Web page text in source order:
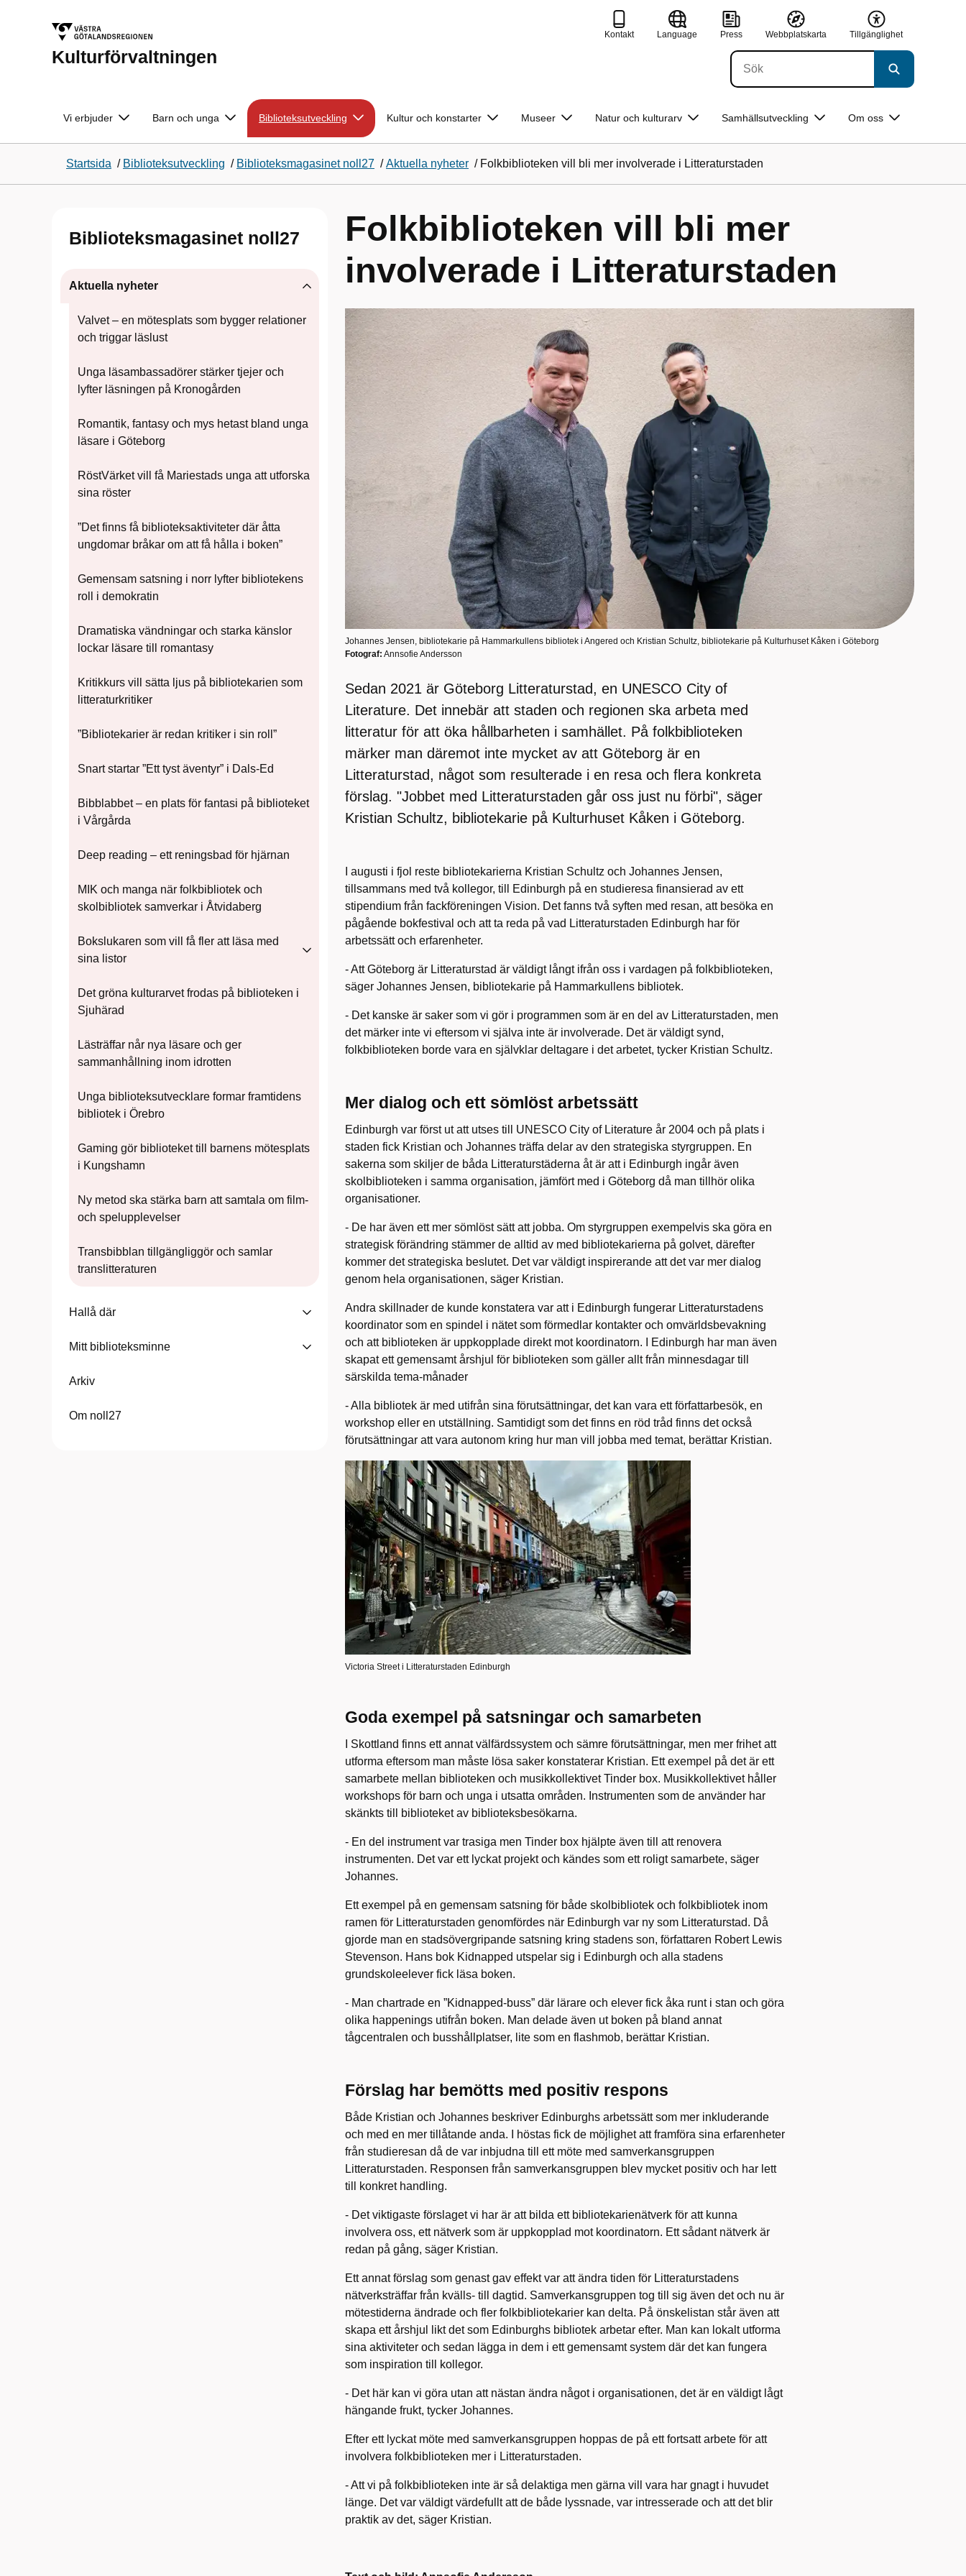
Kulturförvaltningen
Kontakt Language Press Webbplatskarta Tillgänglighet
Vi erbjuder Barn och unga Biblioteksutveckling Kultur och konstarter Museer Natur och kulturarv Samhällsutveckling Om oss
Startsida / Biblioteksutveckling / Biblioteksmagasinet noll27 /Aktuella nyheter / Folkbiblioteken vill bli mer involverade i Litteraturstaden
Biblioteksmagasinet noll27
Aktuella nyheter
Valvet – en mötesplats som bygger relationer
och triggar läslust
Unga läsambassadörer stärker tjejer och
lyfter läsningen på Kronogården
Romantik, fantasy och mys hetast bland unga
läsare i Göteborg
RöstVärket vill få Mariestads unga att utforska
sina röster
”Det finns få biblioteksaktiviteter där åtta
ungdomar bråkar om att få hålla i boken”
Gemensam satsning i norr lyfter bibliotekens
roll i demokratin
Dramatiska vändningar och starka känslor
lockar läsare till romantasy
Kritikkurs vill sätta ljus på bibliotekarien som
litteraturkritiker
”Bibliotekarier är redan kritiker i sin roll”
Snart startar ”Ett tyst äventyr” i Dals-Ed
Bibblabbet – en plats för fantasi på biblioteket
i Vårgårda
Deep reading – ett reningsbad för hjärnan
MIK och manga när folkbibliotek och
skolbibliotek samverkar i Åtvidaberg
Bokslukaren som vill få fler att läsa med
sina listor
Det gröna kulturarvet frodas på biblioteken i
Sjuhärad
Lästräffar når nya läsare och ger
sammanhållning inom idrotten
Unga biblioteksutvecklare formar framtidens
bibliotek i Örebro
Gaming gör biblioteket till barnens mötesplats
i Kungshamn
Ny metod ska stärka barn att samtala om film-
och spelupplevelser
Transbibblan tillgängliggör och samlar
translitteraturen
Hallå där
Mitt biblioteksminne
Arkiv
Om noll27
Folkbiblioteken vill bli mer
involverade i Litteraturstaden
Johannes Jensen, bibliotekarie på Hammarkullens bibliotek i Angered och Kristian Schultz, bibliotekarie på Kulturhuset Kåken i Göteborg
Fotograf: Annsofie Andersson
Sedan 2021 är Göteborg Litteraturstad, en UNESCO City of
Literature. Det innebär att staden och regionen ska arbeta med
litteratur för att öka hållbarheten i samhället. På folkbiblioteken
märker man däremot inte mycket av att Göteborg är en
Litteraturstad, något som resulterade i en resa och flera konkreta
förslag. "Jobbet med Litteraturstaden går oss just nu förbi", säger
Kristian Schultz, bibliotekarie på Kulturhuset Kåken i Göteborg.
I augusti i fjol reste bibliotekarierna Kristian Schultz och Johannes Jensen,
tillsammans med två kollegor, till Edinburgh på en studieresa finansierad av ett
stipendium från fackföreningen Vision. Det fanns två syften med resan, att besöka en
pågående bokfestival och att ta reda på vad Litteraturstaden Edinburgh har för
arbetssätt och erfarenheter.
- Att Göteborg är Litteraturstad är väldigt långt ifrån oss i vardagen på folkbiblioteken,
säger Johannes Jensen, bibliotekarie på Hammarkullens bibliotek.
- Det kanske är saker som vi gör i programmen som är en del av Litteraturstaden, men
det märker inte vi eftersom vi själva inte är involverade. Det är väldigt synd,
folkbiblioteken borde vara en självklar deltagare i det arbetet, tycker Kristian Schultz.
Mer dialog och ett sömlöst arbetssätt
Edinburgh var först ut att utses till UNESCO City of Literature år 2004 och på plats i
staden fick Kristian och Johannes träffa delar av den strategiska styrgruppen. En
sakerna som skiljer de båda Litteraturstäderna åt är att i Edinburgh ingår även
skolbiblioteken i samma organisation, jämfört med i Göteborg då man tillhör olika
organisationer.
- De har även ett mer sömlöst sätt att jobba. Om styrgruppen exempelvis ska göra en
strategisk förändring stämmer de alltid av med bibliotekarierna på golvet, därefter
kommer det strategiska beslutet. Det var väldigt inspirerande att det var mer dialog
genom hela organisationen, säger Kristian.
Andra skillnader de kunde konstatera var att i Edinburgh fungerar Litteraturstadens
koordinator som en spindel i nätet som förmedlar kontakter och omvärldsbevakning
och att biblioteken är uppkopplade direkt mot koordinatorn. I Edinburgh har man även
skapat ett gemensamt årshjul för biblioteken som gäller allt från minnesdagar till
särskilda tema-månader
- Alla bibliotek är med utifrån sina förutsättningar, det kan vara ett författarbesök, en
workshop eller en utställning. Samtidigt som det finns en röd tråd finns det också
förutsättningar att vara autonom kring hur man vill jobba med temat, berättar Kristian.
Victoria Street i Litteraturstaden Edinburgh
Goda exempel på satsningar och samarbeten
I Skottland finns ett annat välfärdssystem och sämre förutsättningar, men mer frihet att
utforma eftersom man måste lösa saker konstaterar Kristian. Ett exempel på det är ett
samarbete mellan biblioteken och musikkollektivet Tinder box. Musikkollektivet håller
workshops för barn och unga i utsatta områden. Instrumenten som de använder har
skänkts till biblioteket av biblioteksbesökarna.
- En del instrument var trasiga men Tinder box hjälpte även till att renovera
instrumenten. Det var ett lyckat projekt och kändes som ett roligt samarbete, säger
Johannes.
Ett exempel på en gemensam satsning för både skolbibliotek och folkbibliotek inom
ramen för Litteraturstaden genomfördes när Edinburgh var ny som Litteraturstad. Då
gjorde man en stadsövergripande satsning kring stadens son, författaren Robert Lewis
Stevenson. Hans bok Kidnapped utspelar sig i Edinburgh och alla stadens
grundskoleelever fick läsa boken.
- Man chartrade en ”Kidnapped-buss” där lärare och elever fick åka runt i stan och göra
olika happenings utifrån boken. Man delade även ut boken på bland annat
tågcentralen och busshållplatser, lite som en flashmob, berättar Kristian.
Förslag har bemötts med positiv respons
Både Kristian och Johannes beskriver Edinburghs arbetssätt som mer inkluderande
och med en mer tillåtande anda. I höstas fick de möjlighet att framföra sina erfarenheter
från studieresan då de var inbjudna till ett möte med samverkansgruppen
Litteraturstaden. Responsen från samverkansgruppen blev mycket positiv och har lett
till konkret handling.
- Det viktigaste förslaget vi har är att bilda ett bibliotekarienätverk för att kunna
involvera oss, ett nätverk som är uppkopplad mot koordinatorn. Ett sådant nätverk är
redan på gång, säger Kristian.
Ett annat förslag som genast gav effekt var att ändra tiden för Litteraturstadens
nätverksträffar från kvälls- till dagtid. Samverkansgruppen tog till sig även det och nu är
mötestiderna ändrade och fler folkbibliotekarier kan delta. På önskelistan står även att
skapa ett årshjul likt det som Edinburghs bibliotek arbetar efter. Man kan lokalt utforma
sina aktiviteter och sedan lägga in dem i ett gemensamt system där det kan fungera
som inspiration till kollegor.
- Det här kan vi göra utan att nästan ändra något i organisationen, det är en väldigt lågt
hängande frukt, tycker Johannes.
Efter ett lyckat möte med samverkansgruppen hoppas de på ett fortsatt arbete för att
involvera folkbiblioteken mer i Litteraturstaden.
- Att vi på folkbiblioteken inte är så delaktiga men gärna vill vara har gnagt i huvudet
länge. Det var väldigt värdefullt att de både lyssnade, var intresserade och att det blir
praktik av det, säger Kristian.